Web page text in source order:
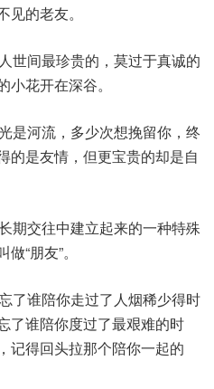
的老友。
世间最珍贵的，莫过于真诚的
花开在深谷。
是河流，多少次想挽留你，终
的是友情，但更宝贵的却是自
期交往中建立起来的一种特殊
“朋友”。
了谁陪你走过了人烟稀少得时
了谁陪你度过了最艰难的时
记得回头拉那个陪你一起的